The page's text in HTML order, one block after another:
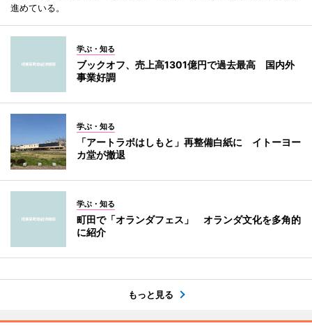
進めている。
学ぶ・知る
ブックオフ、売上高1301億円で過去最高 国内外
事業好調
学ぶ・知る
「アートラボはしもと」再整備白紙に イトーヨー
カ堂が撤退
学ぶ・知る
町田で「オランダフェス」 オランダ文化を多角的
に紹介
もっと見る